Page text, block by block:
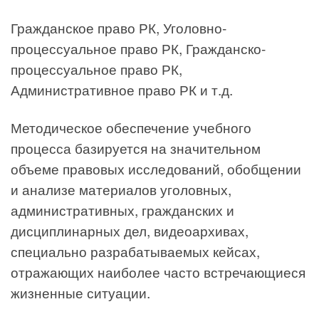
Гражданское право РК, Уголовно-
процессуальное право РК, Гражданско-
процессуальное право РК,
Административное право РК и т.д.
Методическое обеспечение учебного
процесса базируется на значительном
объеме правовых исследований, обобщении
и анализе материалов уголовных,
административных, гражданских и
дисциплинарных дел, видеоархивах,
специально разрабатываемых кейсах,
отражающих наиболее часто встречающиеся
жизненные ситуации.